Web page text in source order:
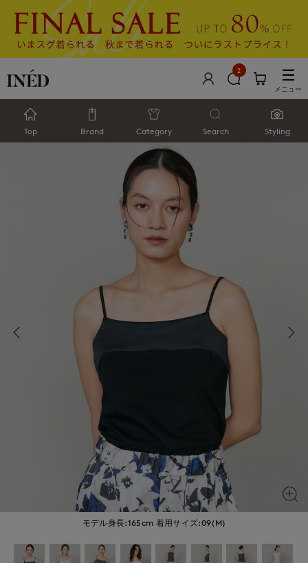
2
メニュー
Top Brand Category Search Styling
モデル身長:165cm 着用サイズ:09(M)